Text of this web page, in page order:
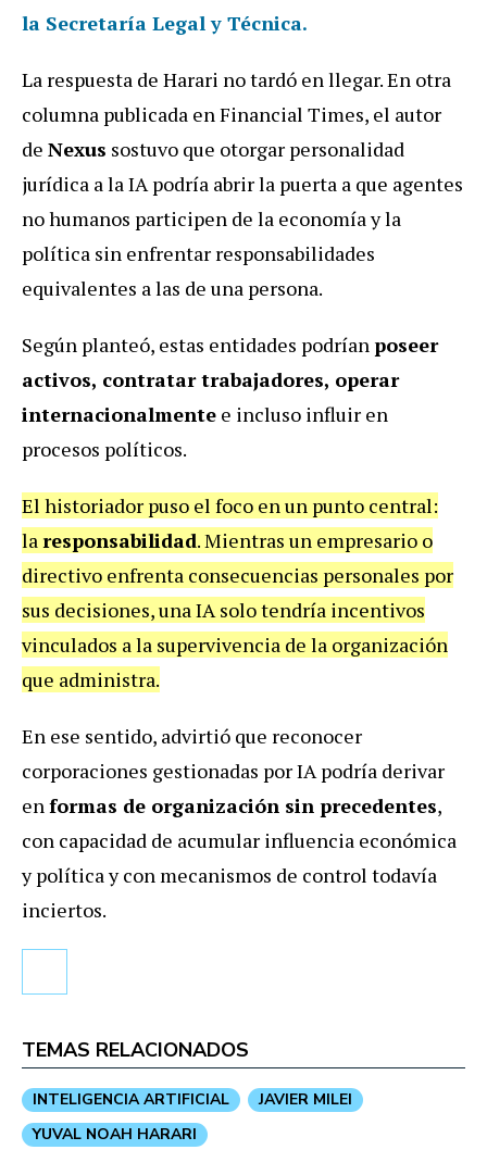
la Secretaría Legal y Técnica.
La respuesta de Harari no tardó en llegar. En otra
columna publicada en Financial Times, el autor
de Nexus sostuvo que otorgar personalidad
jurídica a la IA podría abrir la puerta a que agentes
no humanos participen de la economía y la
política sin enfrentar responsabilidades
equivalentes a las de una persona.
Según planteó, estas entidades podríanposeer
activos, contratar trabajadores, operar
internacionalmente e incluso influir en
procesos políticos.
El historiador puso el foco en un punto central:
laresponsabilidad. Mientras un empresario o
directivo enfrenta consecuencias personales por
sus decisiones, una IA solo tendría incentivos
vinculados a la supervivencia de la organización
que administra.
En ese sentido, advirtió que reconocer
corporaciones gestionadas por IA podría derivar
enformas de organización sin precedentes,
con capacidad de acumular influencia económica
y política y con mecanismos de control todavía
inciertos.
TEMAS RELACIONADOS
INTELIGENCIA ARTIFICIAL
JAVIER MILEI
YUVAL NOAH HARARI